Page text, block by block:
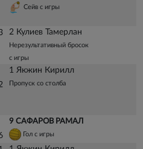
Сейв с игры
2 Кулиев Тамерлан
Нерезультативный бросок
с игры
1 Якжин Кирилл
Пропуск со столба
9 САФАРОВ РАМАЛ
Гол с игры